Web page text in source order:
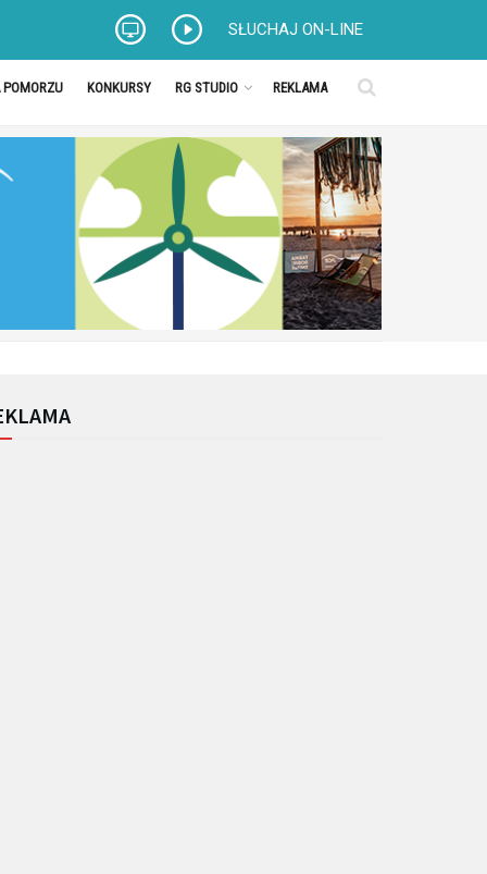
SŁUCHAJ ON-LINE
KONKURSY RG STUDIO REKLAMA